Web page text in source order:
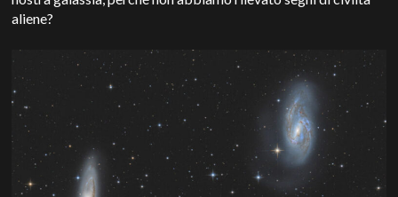
aliene?